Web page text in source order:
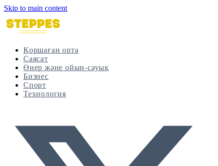
Skip to main content
Қоршаған орта
Саясат
Өнер және ойын-сауық
Бизнес
Спорт
Технология